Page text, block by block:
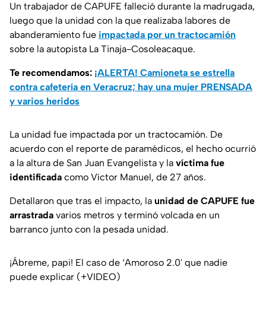
Un trabajador de CAPUFE falleció durante la madrugada,
luego que la unidad con la que realizaba labores de
abanderamiento fue impactada por un tractocamión
sobre la autopista La Tinaja-Cosoleacaque.
Te recomendamos: ¡ALERTA! Camioneta se estrella
contra cafetería en Veracruz; hay una mujer PRENSADA
y varios heridos
La unidad fue impactada por un tractocamión. De
acuerdo con el reporte de paramédicos, el hecho ocurrió
a la altura de San Juan Evangelista y la víctima fue
identificada como Víctor Manuel, de 27 años.
Detallaron que tras el impacto, la unidad de CAPUFE fue
arrastrada varios metros y terminó volcada en un
barranco junto con la pesada unidad.
¡Ábreme, papi! El caso de ‘Amoroso 2.0' que nadie
puede explicar (+VIDEO)